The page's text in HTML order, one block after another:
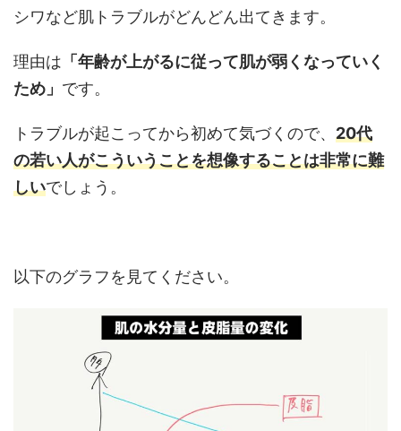
シワなど肌トラブルがどんどん出てきます。
理由は 「年齢が上がるに従って肌が弱くなっていく
ため」 です。
トラブルが起こってから初めて気づくので、 20代
の若い人がこういうことを想像することは非常に難
しいでしょう。
以下のグラフを見てください。